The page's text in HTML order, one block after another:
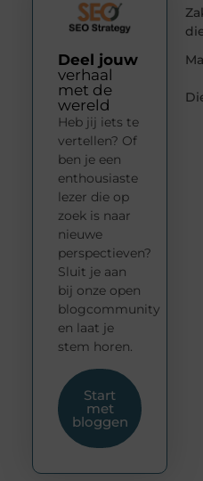
Deel jouw
verhaal
met de
wereld
Heb jij iets te
vertellen? Of
ben je een
enthousiaste
lezer die op
zoek is naar
nieuwe
perspectieven?
Sluit je aan
bij onze open
blogcommunity
en laat je
stem horen.
Start
met
bloggen